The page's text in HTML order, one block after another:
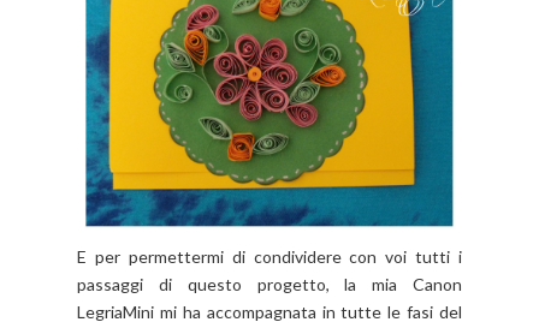
E per permettermi di condividere con voi tutti i
passaggi di questo progetto, la mia Canon
LegriaMini mi ha accompagnata in tutte le fasi del